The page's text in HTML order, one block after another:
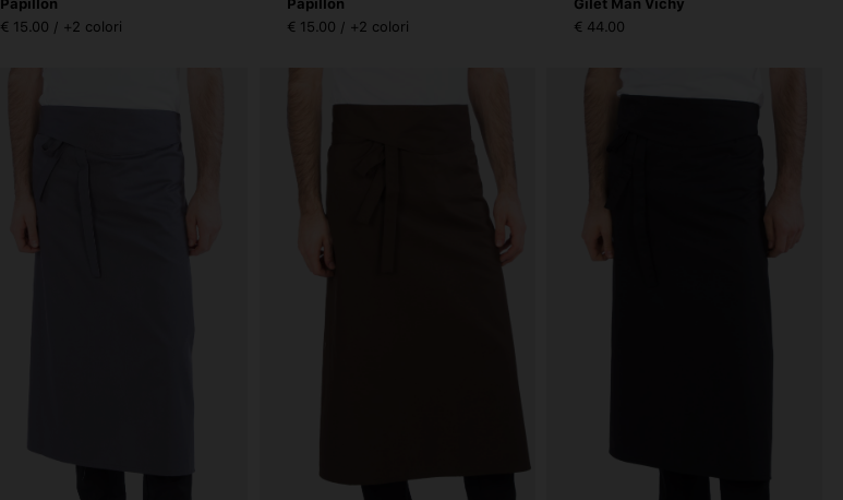
Papillon
€ 15.00 / +2 colori
Papillon
€ 15.00 / +2 colori
Gilet Man Vichy
€ 44.00